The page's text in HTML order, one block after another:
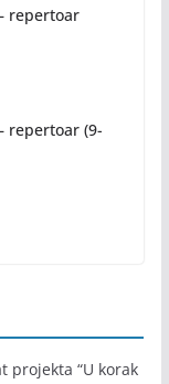
u susret
repertoar
repertoar (9-
“U korak